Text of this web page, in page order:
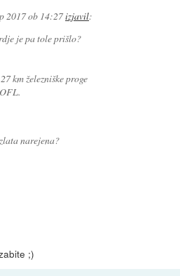
2017 ob 14:27izjavil:
je pa tole prišlo?
km železniške proge
narejena?
;)